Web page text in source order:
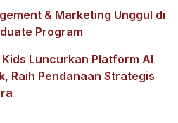
& Marketing Unggul di
Program
Luncurkan Platform AI
Raih Pendanaan Strategis